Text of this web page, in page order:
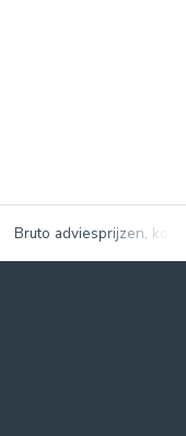
Bruto adviesprijzen,